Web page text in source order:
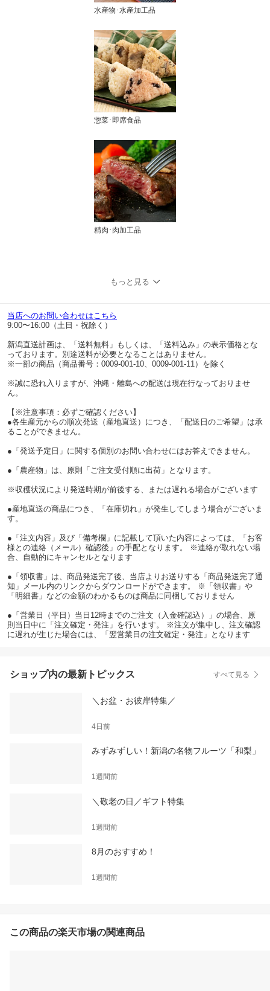
水産物･水産加工品
惣菜･即席食品
精肉･肉加工品
もっと見る
当店へのお問い合わせはこちら
9:00〜16:00（土日・祝除く）
新潟直送計画は、「送料無料」もしくは、「送料込み」の表示価格とな
っております。別途送料が必要となることはありません。
※一部の商品（商品番号：0009-001-10、0009-001-11）を除く
※誠に恐れ入りますが、沖縄・離島への配送は現在行なっておりませ
ん。
【※注意事項：必ずご確認ください】
●各生産元からの順次発送（産地直送）につき、「配送日のご希望」は承
ることができません。
●「発送予定日」に関する個別のお問い合わせにはお答えできません。
●「農産物」は、原則「ご注文受付順に出荷」となります。
※収穫状況により発送時期が前後する、または遅れる場合がございます
●産地直送の商品につき、「在庫切れ」が発生してしまう場合がございま
す。
●「注文内容」及び「備考欄」に記載して頂いた内容によっては、「お客
様との連絡（メール）確認後」の手配となります。 ※連絡が取れない場
合、自動的にキャンセルとなります
●「領収書」は、商品発送完了後、当店よりお送りする「商品発送完了通
知」メール内のリンクからダウンロードができます。 ※「領収書」や
「明細書」などの金額のわかるものは商品に同梱しておりません
●「営業日（平日）当日12時までのご注文（入金確認込）」の場合、原
則当日中に「注文確定・発注」を行います。 ※注文が集中し、注文確認
に遅れが生じた場合には、「翌営業日の注文確定・発注」となります
ショップ内の最新トピックス すべて見る
＼お盆・お彼岸特集／
4日前
みずみずしい！新潟の名物フルーツ「和梨」
1週間前
＼敬老の日／ギフト特集
1週間前
8月のおすすめ！
1週間前
この商品の楽天市場の関連商品